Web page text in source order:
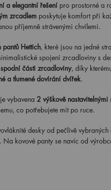
a elegantní řešenípro prostorné a
zrcadlemposkytuje komfort při
příjemně strávenými chvílemi.
Hettich, které jsou na jedné
spojení zrcadloviny s
části zrcadloviny, díky
a tlumené dovírání dvířek.
vybavena 2 výškově
co potřebujete mít po ruce.
desky od pečlivě
Na kovové panty se navíc od